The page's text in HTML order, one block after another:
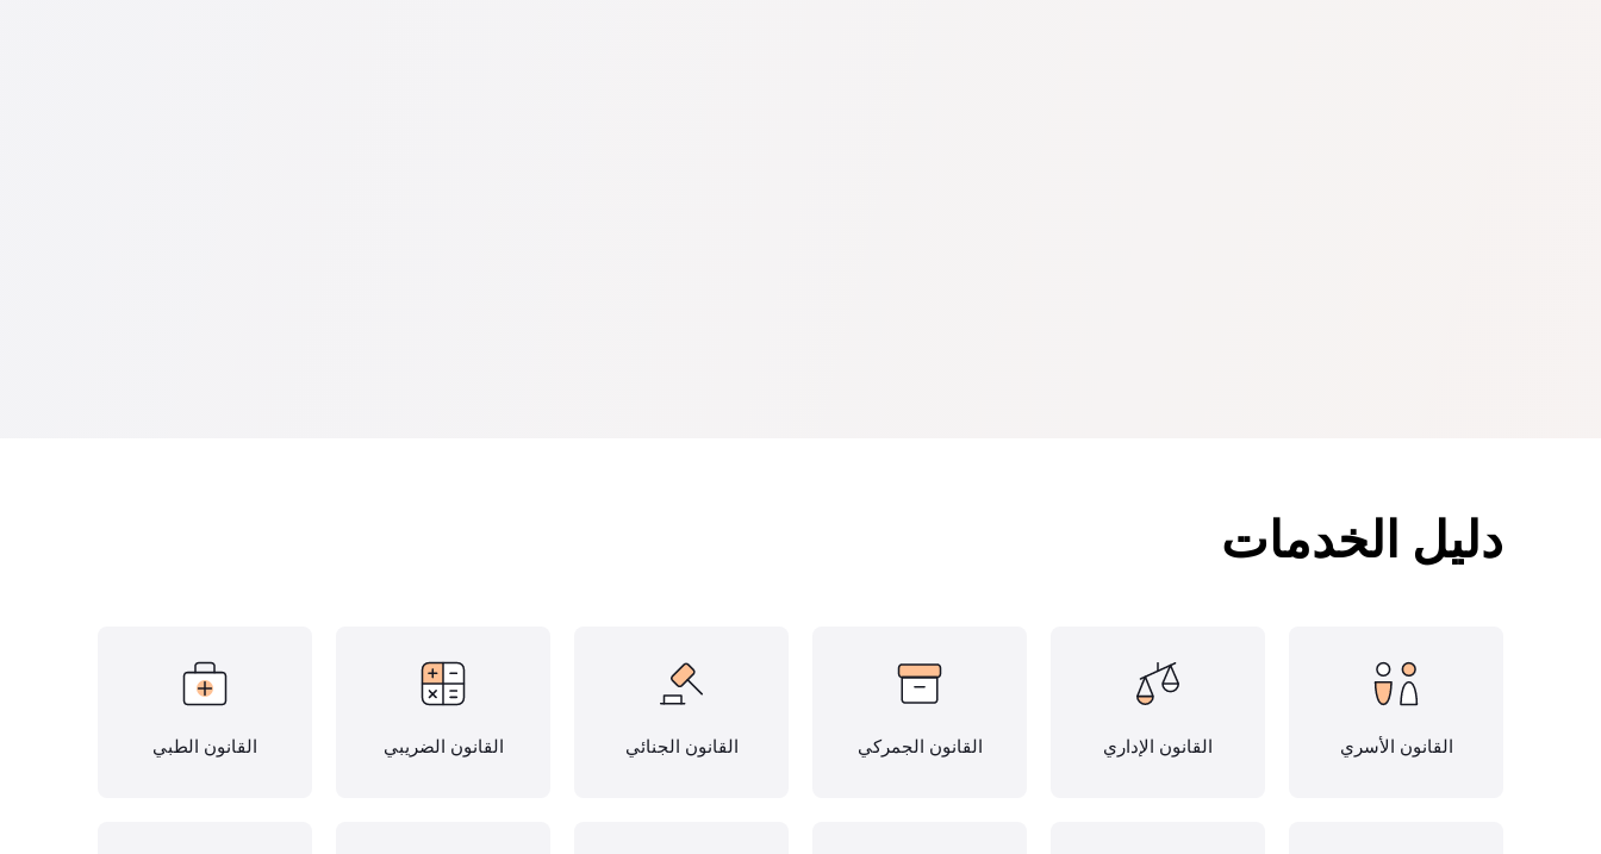
دليل الخدمات
القانون الأسري القانون الإداري القانون الجمركي القانون الجنائي القانون الضريبي القانون الطبي